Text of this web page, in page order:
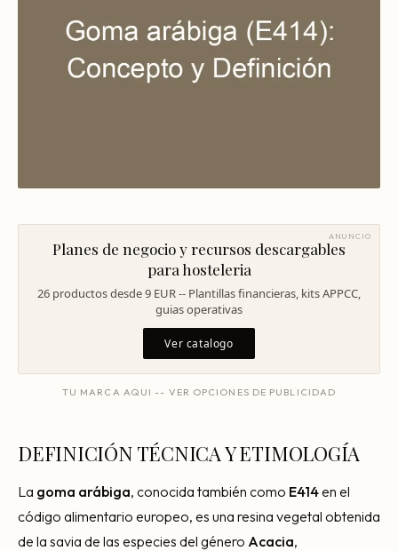
Arquitectura Gastronómica
Escandallos de restaurante
Ingeniería de menú
Rotación de personal
Cuánto cuesta abrir
Plan de negocio
Permisos en Madrid
Licencias Barcelona
Por qué fracasan
Mi restaurante va a cerrar
Glosario
ANUNCIO
Planes de negocio y recursos descargables
para hosteleria
26 productos desde 9 EUR -- Plantillas financieras, kits APPCC,
guias operativas
Ver catalogo
TU MARCA AQUI -- VER OPCIONES DE PUBLICIDAD
DEFINICIÓN TÉCNICA Y ETIMOLOGÍA
La goma arábiga, conocida también como E414en el
código alimentario europeo, es una resina vegetal obtenida
de la savia de las especies del género Acacia,